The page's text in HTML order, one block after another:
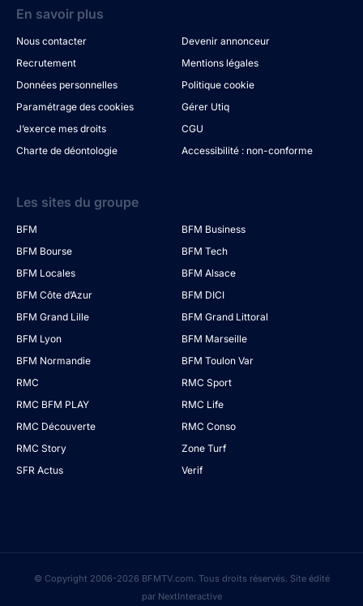
En savoir plus
Nous contacter
Devenir annonceur
Recrutement
Mentions légales
Données personnelles
Politique cookie
Paramétrage des cookies
Gérer Utiq
J’exerce mes droits
CGU
Charte de déontologie
Accessibilité : non-conforme
Les sites du groupe
BFM
BFM Business
BFM Bourse
BFM Tech
BFM Locales
BFM Alsace
BFM Côte d’Azur
BFM DICI
BFM Grand Lille
BFM Grand Littoral
BFM Lyon
BFM Marseille
BFM Normandie
BFM Toulon Var
RMC
RMC Sport
RMC BFM PLAY
RMC Life
RMC Découverte
RMC Conso
RMC Story
Zone Turf
SFR Actus
Verif
© Copyright 2006-2026 BFMTV.com. Tous droits réservés. Site édité
par NextInteractive